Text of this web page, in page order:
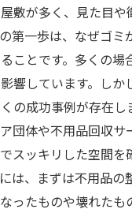
敷が多く、見た目や
第一歩は、なぜゴミ
ことです。多くの場
響しています。しか
の成功事例が存在し
団体や不用品回収サ
スッキリした空間を
は、まずは不用品の
ったものや壊れたも